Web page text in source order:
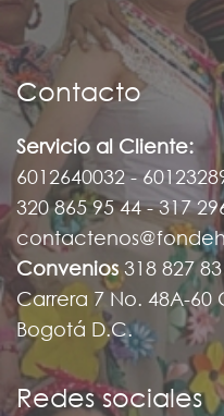
Contacto
Servicio al Cliente:
6012640032 -
320 865 95 44 - 317
Convenios 318 827
Carrera 7 No. 48A-60
Bogotá D.C.
Redes sociales